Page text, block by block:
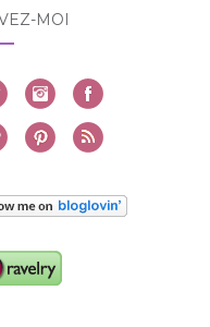
MOI